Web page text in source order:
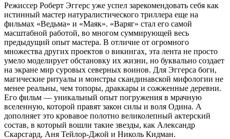
Режиссер Роберт Эггерс уже успел зарекомендовать себя как
истинный мастер натуралистического триллера еще на
фильмах «Ведьма» и «Маяк». «Варяг» стал его самой
масштабной работой, во многом суммирующей весь
предыдущий опыт мастера. В отличие от огромного
множества других проектов о викингах, эта лента не просто
умело моделирует обстановку их жизни, но буквально создает
на экране мир суровых северных воинов. Для Эггерса боги,
магические ритуалы и монстры скандинавской мифологии не
менее реальны, чем топоры, драккары и сожженные деревни.
Его фильм — уникальный опыт погружения в мрачную
вселенную, которой правят закон силы и воля Одина. А
дополняет это кровавое полотно великолепный актерский
состав, в который вошли такие звезды, как Александр
Скарсгард, Аня Тейлор-Джой и Николь Кидман.